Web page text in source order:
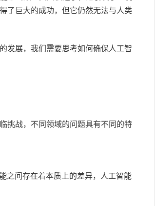
了巨大的成功，但它仍然无法与人类
发展，我们需要思考如何确保人工智
挑战，不同领域的问题具有不同的特
之间存在着本质上的差异，人工智能